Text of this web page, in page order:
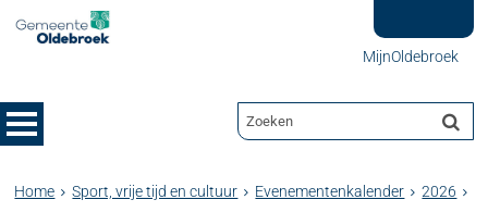
MijnOldebroek
Home Sport, vrije tijd en cultuur Evenementenkalender
2026